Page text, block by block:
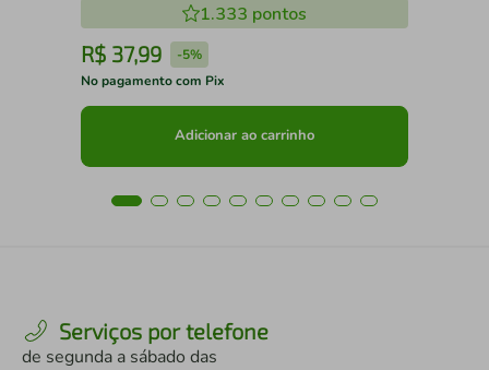
1.333 pontos
R$ 37,99 -5%
No pagamento com Pix
Adicionar ao carrinho
Serviços por telefone
de segunda a sábado das